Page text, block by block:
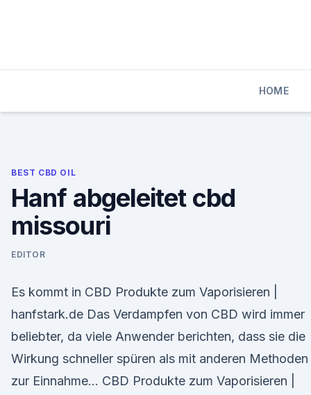
HOME
BEST CBD OIL
Hanf abgeleitet cbd
missouri
EDITOR
Es kommt in CBD Produkte zum Vaporisieren |
hanfstark.de Das Verdampfen von CBD wird immer
beliebter, da viele Anwender berichten, dass sie die
Wirkung schneller spüren als mit anderen Methoden
zur Einnahme… CBD Produkte zum Vaporisieren |